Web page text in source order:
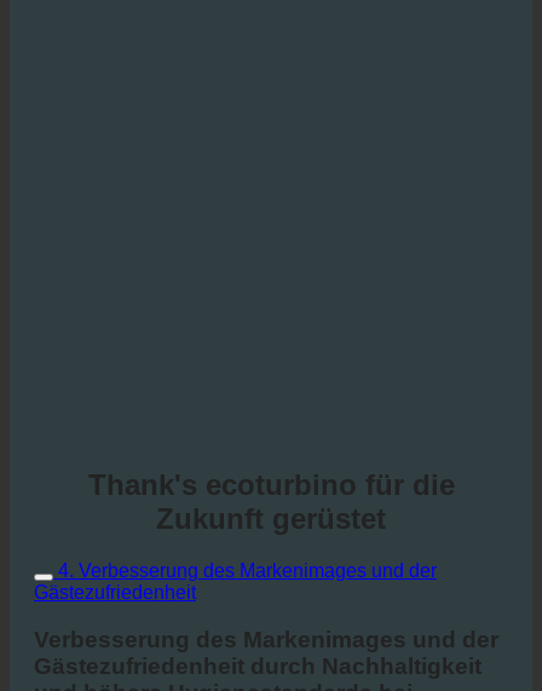
Thank's ecoturbino für die
Zukunft gerüstet
Gästezufriedenheit